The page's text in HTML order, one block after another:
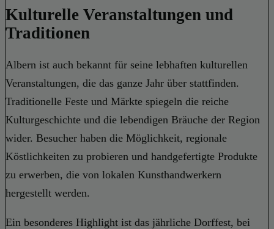
Kulturelle Veranstaltungen und
Traditionen
Albern ist auch bekannt für seine lebhaften kulturellen
Veranstaltungen, die das ganze Jahr über stattfinden.
Traditionelle Feste und Märkte spiegeln die reiche
Kulturgeschichte und die lebendigen Bräuche der Region
wider. Besucher haben die Möglichkeit, regionale
Köstlichkeiten zu probieren und handgefertigte Produkte
zu erwerben, die von lokalen Kunsthandwerkern
hergestellt werden.
Ein besonderes Highlight ist das jährliche Dorffest, bei